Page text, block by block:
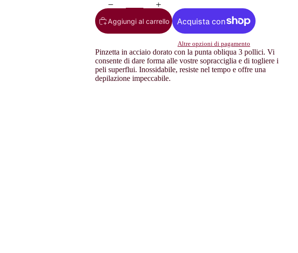
Aggiungi al carrello
Altre opzioni di pagamento
Pinzetta in acciaio dorato con la punta obliqua 3 pollici. Vi
consente di dare forma alle vostre sopracciglia e di togliere i
peli superflui. Inossidabile, resiste nel tempo e offre una
depilazione impeccabile.